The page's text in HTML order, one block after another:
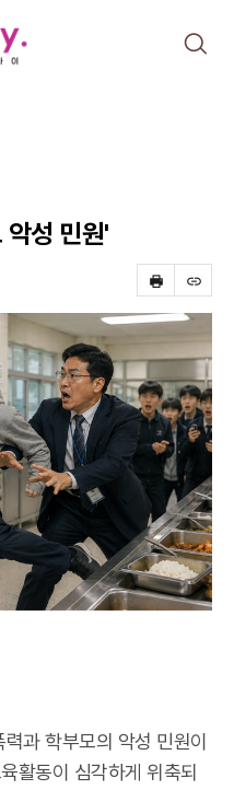
검
악성 민원'
프
린
트
스
크
과 학부모의 악성 민원이
활동이 심각하게 위축되